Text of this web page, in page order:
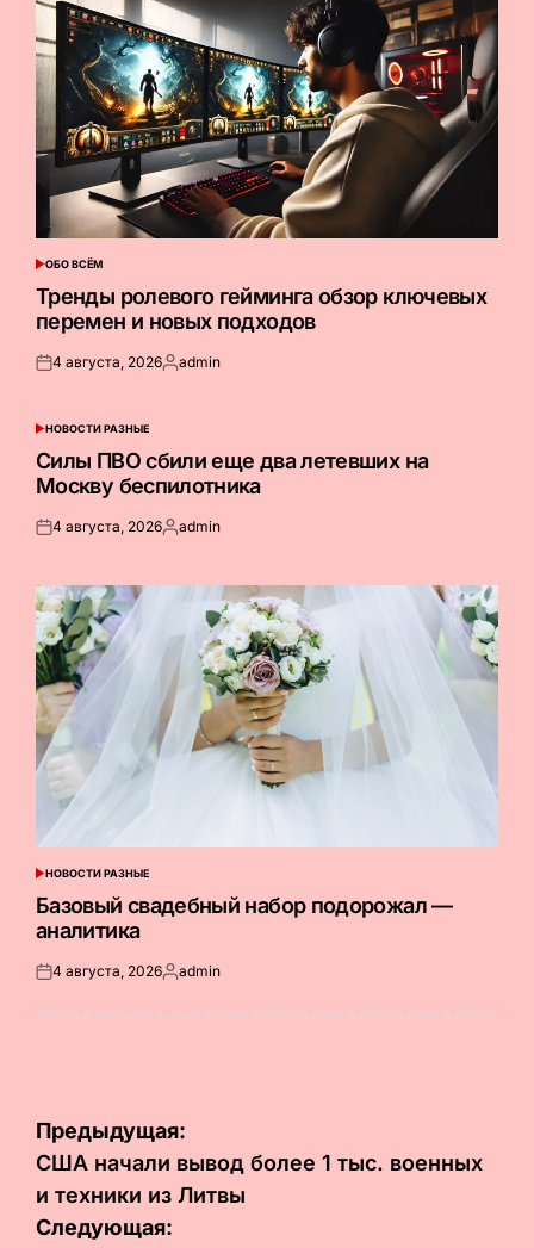
ОПУБЛИКОВАНО
В
ОБО ВСЁМ
Тренды ролевого гейминга обзор ключевых
перемен и новых подходов
Опубликовано
4 августа, 2026Запись
admin
ОПУБЛИКОВАНО
НОВОСТИ РАЗНЫЕ
Силы ПВО сбили еще два летевших на
Москву беспилотника
Опубликовано
4 августа, 2026Запись
admin
ОПУБЛИКОВАНО
В
НОВОСТИ РАЗНЫЕ
Базовый свадебный набор подорожал —
аналитика
Опубликовано
4 августа, 2026Запись
admin
Навигация
по
записям
Предыдущая:
США начали вывод более 1 тыс. военных
и техники из Литвы
Следующая: